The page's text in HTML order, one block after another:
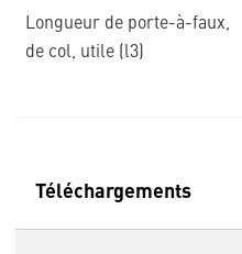
Longueur de porte-à-faux,
de col, utile (l3)
Téléchargements